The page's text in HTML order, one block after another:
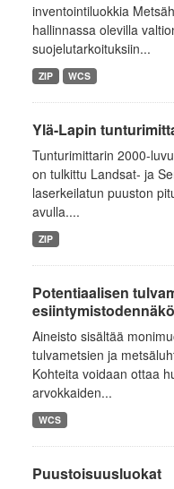
inventointiluokkia
hallinnassa olevilla
suojelutarkoituksiin...
ZIP WCS
Ylä-Lapin
Tunturimittarin 2000-
on tulkittu Landsat- ja
laserkeilatun puuston
avulla....
ZIP
Potentiaalisen
Aineisto sisältää
tulvametsien ja
Kohteita voidaan ottaa
arvokkaiden...
WCS
Puustoisuusluokat